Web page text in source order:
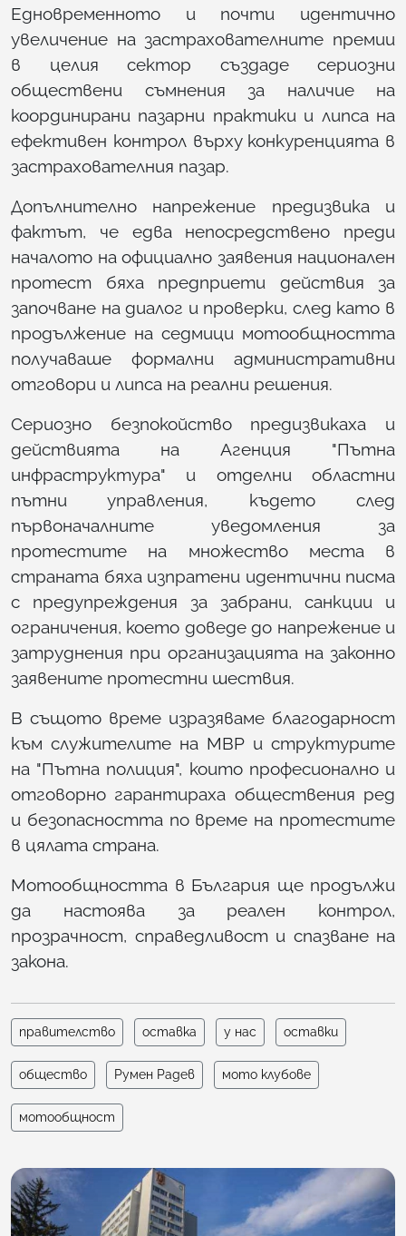
Едновременното и почти идентично
увеличение на застрахователните премии
в целия сектор създаде сериозни
обществени съмнения за наличие на
координирани пазарни практики и липса на
ефективен контрол върху конкуренцията в
застрахователния пазар.
Допълнително напрежение предизвика и
фактът, че едва непосредствено преди
началото на официално заявения национален
протест бяха предприети действия за
започване на диалог и проверки, след като в
продължение на седмици мотообщността
получаваше формални административни
отговори и липса на реални решения.
Сериозно безпокойство предизвикаха и
действията на Агенция "Пътна
инфраструктура" и отделни областни
пътни управления, където след
първоначалните уведомления за
протестите на множество места в
страната бяха изпратени идентични писма
с предупреждения за забрани, санкции и
ограничения, което доведе до напрежение и
затруднения при организацията на законно
заявените протестни шествия.
В същото време изразяваме благодарност
към служителите на МВР и структурите
на "Пътна полиция", които професионално и
отговорно гарантираха обществения ред
и безопасността по време на протестите
в цялата страна.
Мотообщността в България ще продължи
да настоява за реален контрол,
прозрачност, справедливост и спазване на
закона.
правителство оставка у нас оставки
общество Румен Радев мото клубове
мотообщност